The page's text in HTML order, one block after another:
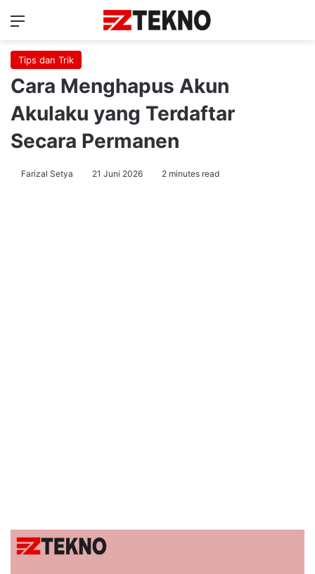
Menu
Tips dan Trik
Cara Menghapus Akun
Akulaku yang Terdaftar
Secara Permanen
Farizal Setya 21 Juni 2026 2 minutes read